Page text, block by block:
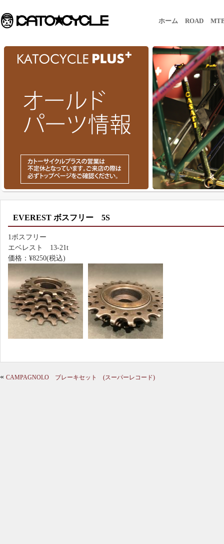
ホーム ROAD
EVEREST ボスフリー 5S
1ボスフリー
エベレスト 13-21t
価格：¥8250(税込)
« CAMPAGNOLO ブレーキセット (スーパーレコード)